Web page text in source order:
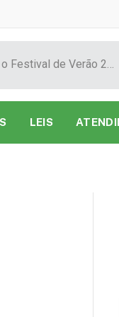
Show de Tarcísio do Acordeon encerra o Festival de Verão 2026 na Praia do Caripi
LEIS